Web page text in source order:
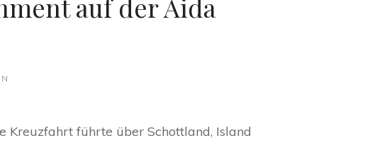
auf der Aida
Kreuzfahrt führte über Schottland, Island